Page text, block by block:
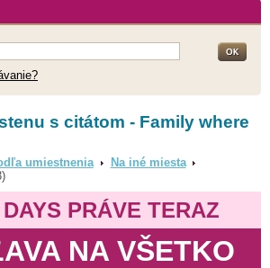
s citátom - Family where
umiestnenia
Na iné miesta
PRÁVE TERAZ
NA VŠETKO